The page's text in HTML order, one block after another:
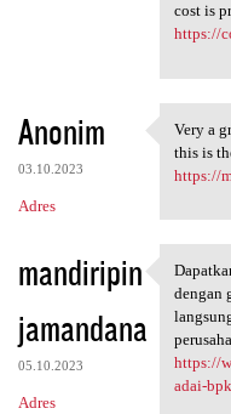
cost is
https://
Anonim
03.10.2023
Adres
Very a
Very a
this is
https://
mandiripin
jamandana
05.10.2023
Adres
dengan
https://
adai-